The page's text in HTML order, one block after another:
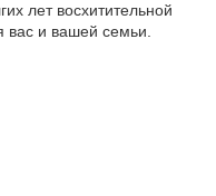
лет восхитительной
вас и вашей семьи.